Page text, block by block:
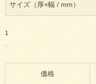
サイズ（厚×幅 / mm）
1
価格